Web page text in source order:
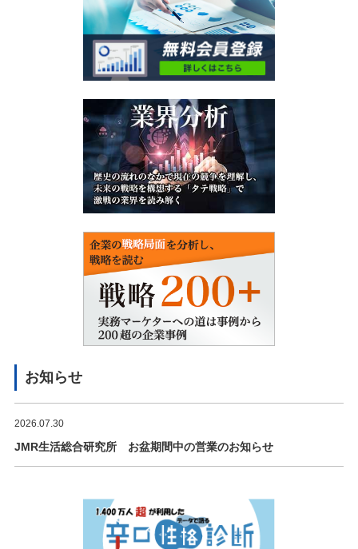
お知らせ
2026.07.30
JMR生活総合研究所 お盆期間中の営業のお知らせ